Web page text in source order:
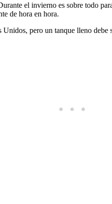
el invierno es sobre todo
de hora en hora.
pero un tanque lleno